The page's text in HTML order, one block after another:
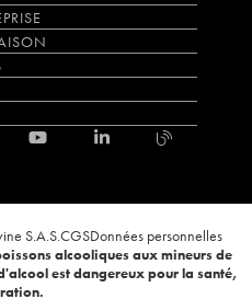
S.A.S.CGSDonnées personnelles
alcooliques aux mineurs de
est dangereux pour la santé,